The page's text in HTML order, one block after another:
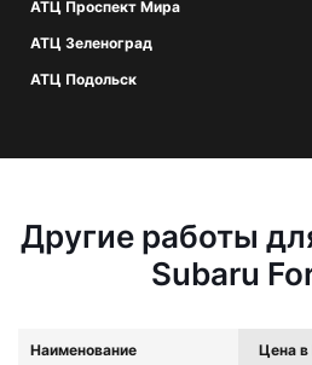
АТЦ Проспект Мира
АТЦ Зеленоград
АТЦ Подольск
Другие работы
Subaru
Наименование Цена в